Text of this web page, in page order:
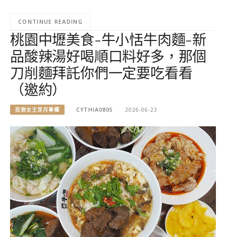
CONTINUE READING
桃園中壢美食-牛小恬牛肉麵-新
品酸辣湯好喝順口料好多，那個
刀削麵拜託你們一定要吃看看
（邀約）
民宿女王芽月專欄 CYTHIA0805 2026-06-23